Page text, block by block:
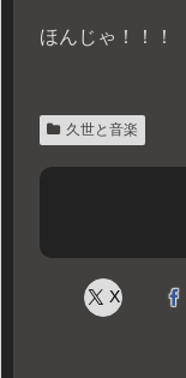
ほんじゃ！！！
久世と音楽
X